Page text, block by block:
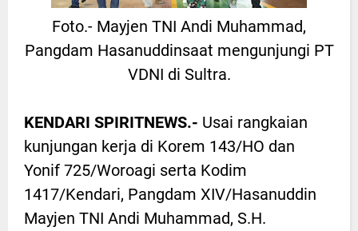
Foto.- Mayjen TNI Andi Muhammad,
Pangdam Hasanuddinsaat mengunjungi PT
VDNI di Sultra.
KENDARI SPIRITNEWS.- Usai rangkaian
kunjungan kerja di Korem 143/HO dan
Yonif 725/Woroagi serta Kodim
1417/Kendari, Pangdam XIV/Hasanuddin
Mayjen TNI Andi Muhammad, S.H.